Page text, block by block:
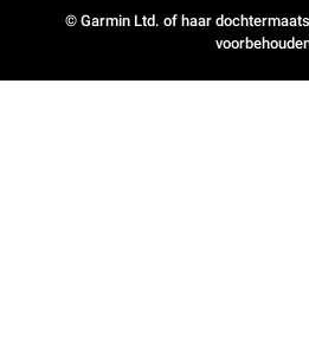
© Garmin Ltd. of haar